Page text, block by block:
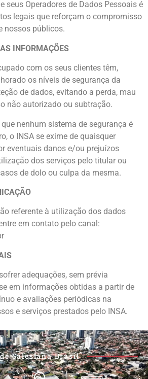
seus Operadores de Dados Pessoais é
legais que reforçam o compromisso
nossos públicos.
INFORMAÇÕES
com os seus clientes têm,
os níveis de segurança da
de dados, evitando a perda, mau
não autorizado ou subtração.
nenhum sistema de segurança é
o INSA se exime de quaisquer
eventuais danos e/ou prejuízos
dos serviços pelo titular ou
de dolo ou culpa da mesma.
referente à utilização dos dados
em contato pelo canal:
adequações, sem prévia
em informações obtidas a partir de
e avaliações periódicas na
e serviços prestados pelo INSA.
Salesiana Brasil